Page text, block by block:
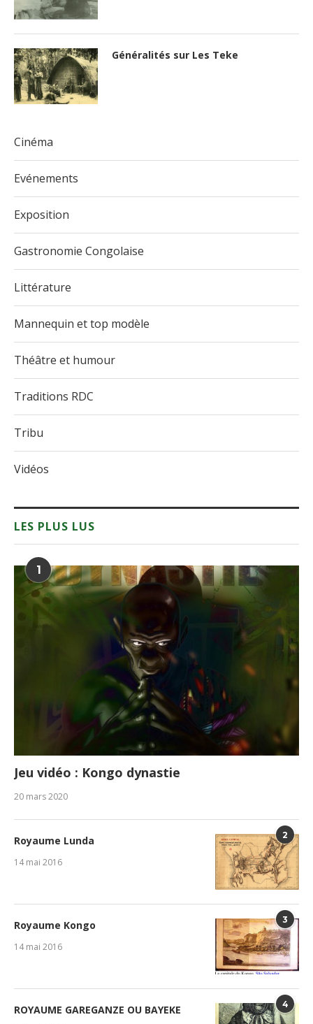
Généralités sur Les Teke
Cinéma
Evénements
Exposition
Gastronomie Congolaise
Littérature
Mannequin et top modèle
Théâtre et humour
Traditions RDC
Tribu
Vidéos
LES PLUS LUS
1
Jeu vidéo : Kongo dynastie
20 mars 2020
2
Royaume Lunda
14 mai 2016
3
Royaume Kongo
14 mai 2016
4
ROYAUME GAREGANZE OU BAYEKE